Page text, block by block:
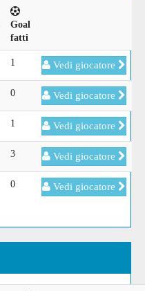
Goal
fatti
1 Vedi giocatore
0 Vedi giocatore
1 Vedi giocatore
3 Vedi giocatore
0 Vedi giocatore